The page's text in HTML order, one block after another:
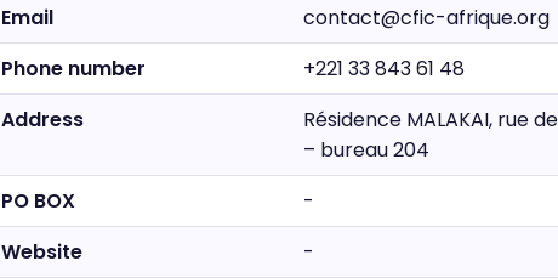
Email
contact@cfic-afrique.org
Phone number
+221 33 843 61 48
Address
Résidence MALAKAI, rue
– bureau 204
PO BOX
-
Website
-